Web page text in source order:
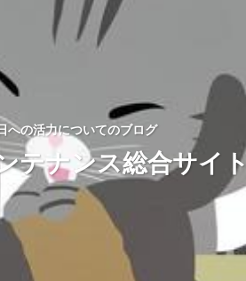
への活力についてのブログ
テナンス総合サイト